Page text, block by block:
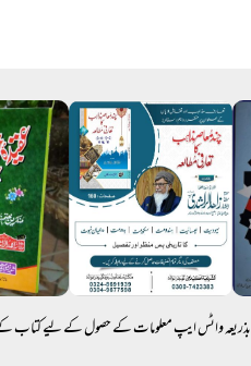
بذریعہ واٹس ایپ معلومات کے حصول کے لیے کتاب